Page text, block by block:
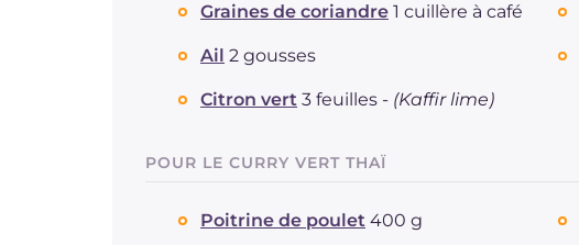
Graines de coriandre 1 cuillère à café
Ail 2 gousses
Citron vert 3 feuilles - (Kaffir lime)
POUR LE CURRY VERT THAÏ
Poitrine de poulet 400 g